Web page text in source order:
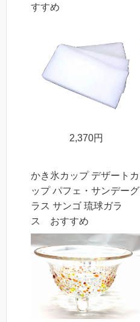
すすめ
2,370円
かき氷カップ デザートカ
ップ パフェ・サンデーグ
ラス サンゴ 琉球ガラ
ス おすすめ